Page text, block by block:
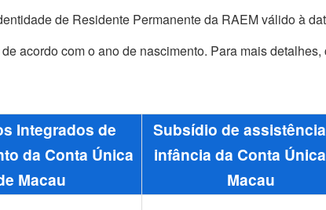
de Residente Permanente da RAEM válido à
acordo com o ano de nascimento. Para mais detalhes,
Integrados de
da Conta Única
Macau
Subsídio de
infância da Conta
Macau